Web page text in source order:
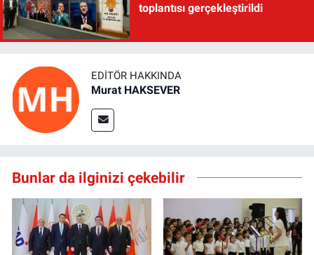
toplantısı gerçekleştirildi
EDITÖR HAKKINDA
Murat HAKSEVER
Bunlar da ilginizi çekebilir